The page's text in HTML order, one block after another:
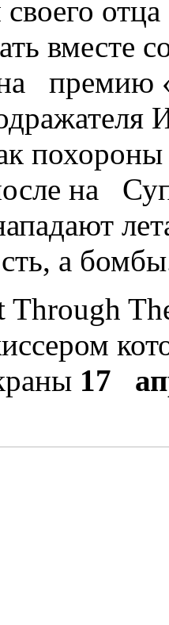
своего
вместе
премию
на
а
Through
17